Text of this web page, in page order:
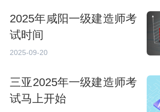
2025年咸阳一级建造师考
试时间
2025-09-20
三亚2025年一级建造师考
试马上开始